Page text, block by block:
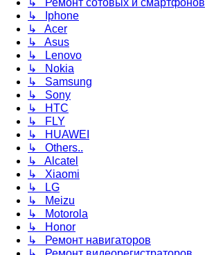
↳ Ремонт сотовых и смартфонов
↳ Iphone
↳ Acer
↳ Asus
↳ Lenovo
↳ Nokia
↳ Samsung
↳ Sony
↳ HTC
↳ FLY
↳ HUAWEI
↳ Others..
↳ Alcatel
↳ Xiaomi
↳ LG
↳ Meizu
↳ Motorola
↳ Honor
↳ Ремонт навигаторов